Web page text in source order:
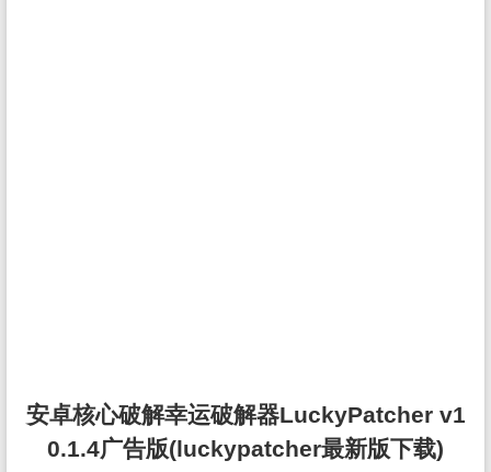
安卓核心破解幸运破解器LuckyPatcher v1
0.1.4广告版(luckypatcher最新版下载)